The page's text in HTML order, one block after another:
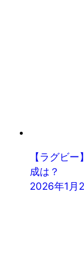
【ラグビ
成は？
2026年1月